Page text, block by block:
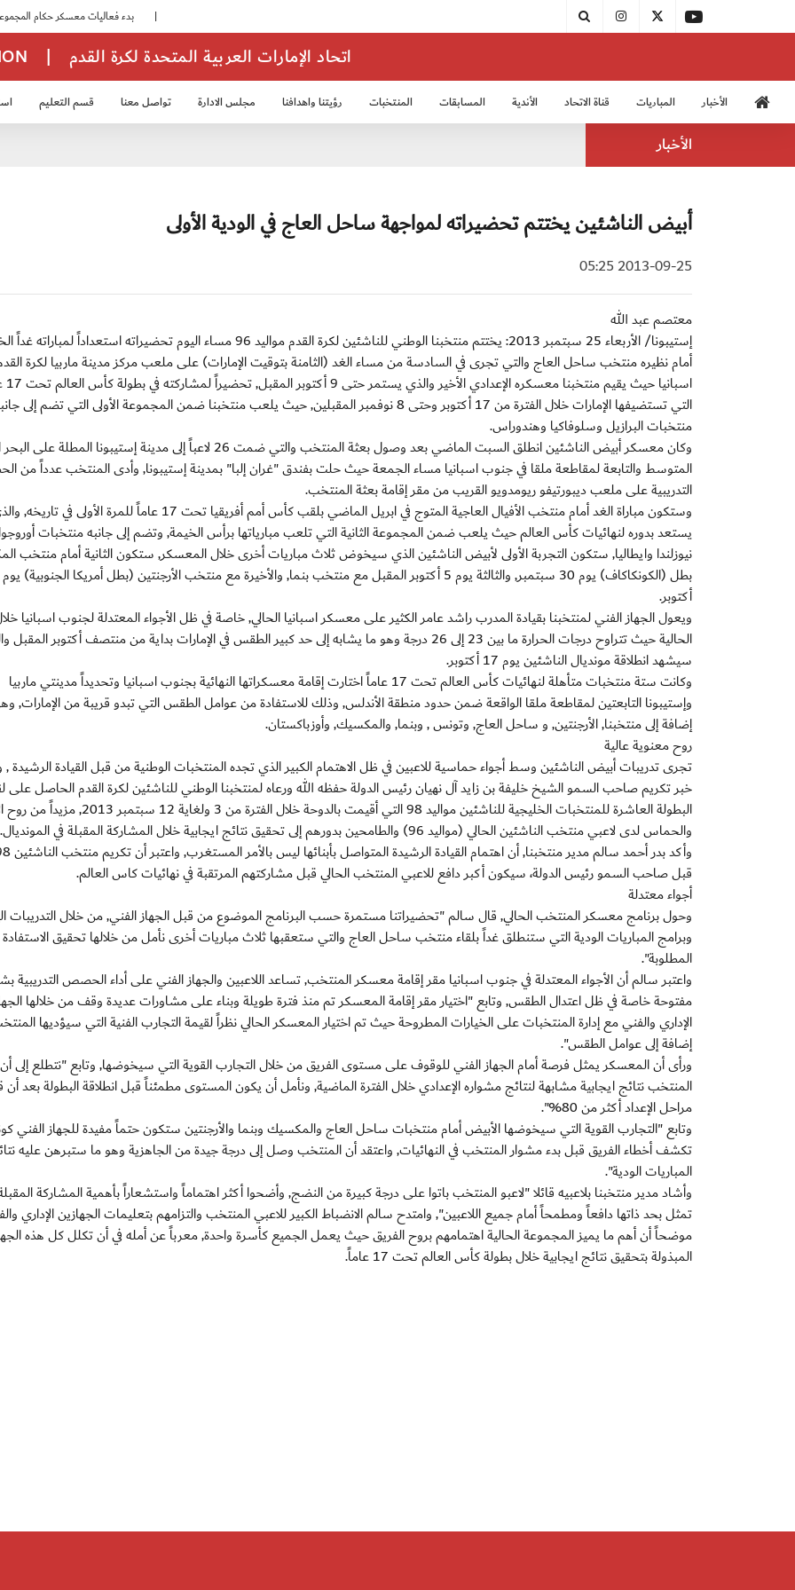
| اتحاد الإمارات العربية المتحدة لكرة القدم
الأخبار المباريات قناة الاتحاد الأندية المسابقات المنتخبات رؤيتنا واهدافنا مجلس الادارة تواصل معنا قسم التعليم
الأخبار
أبيض الناشئين يختتم تحضيراته لمواجهة ساحل العاج في الودية الأولى
2013-09-25 05:25
معتصم عبد الله
إستيبونا/ الأربعاء 25 سبتمبر 2013: يختتم منتخبنا الوطني للناشئين لكرة القدم مواليد 96 مساء اليوم تحضيراته استعداداً
أمام نظيره منتخب ساحل العاج والتي تجرى في السادسة من مساء الغد (الثامنة بتوقيت الإمارات) على ملعب مركز مدينة ماربيا لكرة
اسبانيا
التي تستضيفها الإمارات خلال الفترة من 17 أكتوبر وحتى 8 نوفمبر المقبلين, حيث يلعب منتخبنا ضمن المجموعة الأولى التي تضم إلى
منتخبات البرازيل وسلوفاكيا وهندوراس.
وكان معسكر أبيض الناشئين انطلق السبت الماضي بعد وصول بعثة المنتخب والتي ضمت 26 لاعباً إلى مدينة إستيبونا
المتوسط والتابعة لمقاطعة ملقا في جنوب اسبانيا مساء الجمعة حيث حلت بفندق "غران إلبا" بمدينة إستيبونا, وأدى المنتخب عدداً من
التدريبية على ملعب ديبورتيفو ريومدويو القريب من مقر إقامة بعثة المنتخب.
وستكون مباراة الغد أمام منتخب الأفيال العاجية المتوج في ابريل الماضي بلقب كأس أمم أفريقيا تحت 17 عاماً للمرة الأولى في
يستعد بدوره لنهائيات كأس العالم حيث يلعب ضمن المجموعة الثانية التي تلعب مبارياتها برأس الخيمة, وتضم إلى جانبه منتخبات
نيوزلندا وايطاليا, ستكون التجربة الأولى لأبيض الناشئين الذي سيخوض ثلاث مباريات أخرى خلال المعسكر, ستكون الثانية أمام منتخب
أكتوبر.
ويعول الجهاز الفني لمنتخبنا بقيادة المدرب راشد عامر الكثير على معسكر اسبانيا الحالي, خاصة في ظل الأجواء المعتدلة لجنوب اسبانيا
الحالية حيث تتراوح درجات الحرارة ما بين 23 إلى 26 درجة وهو ما يشابه إلى حد كبير الطقس في الإمارات بداية من منتصف أكتوبر
سيشهد انطلاقة مونديال الناشئين يوم 17 أكتوبر.
وكانت ستة منتخبات متأهلة لنهائيات كأس العالم تحت 17 عاماً اختارت إقامة معسكراتها النهائية بجنوب اسبانيا وتحديداً مدينتي ماربيا
وإستيبونا التابعتين لمقاطعة ملقا الواقعة ضمن حدود منطقة الأندلس, وذلك للاستفادة من عوامل الطقس التي تبدو قريبة من الإمارات,
إضافة إلى منتخبنا, الأرجنتين, و ساحل العاج, وتونس , وبنما, والمكسيك, وأوزباكستان.
روح معنوية عالية
تجرى تدريبات أبيض الناشئين وسط أجواء حماسية للاعبين في ظل الاهتمام الكبير الذي تجده المنتخبات الوطنية من قبل القيادة
خبر تكريم صاحب السمو الشيخ خليفة بن زايد آل نهيان رئيس الدولة حفظه الله ورعاه لمنتخبنا الوطني للناشئين لكرة القدم الحاصل على
البطولة العاشرة للمنتخبات الخليجية للناشئين مواليد 98 التي أقيمت بالدوحة خلال الفترة من 3
والحماس لدى لاعبي منتخب الناشئين الحالي (مواليد 96) والطامحين بدورهم إلى تحقيق نتائج ايجابية خلال المشاركة المقبلة في المونديال.
قبل صاحب السمو رئيس الدولة، سيكون أكبر دافع للاعبي المنتخب الحالي قبل مشاركتهم المرتقبة في نهائيات كاس العالم.
أجواء معتدلة
وحول برنامج معسكر المنتخب الحالي, قال سالم "تحضيراتنا مستمرة حسب البرنامج الموضوع من قبل الجهاز الفني, من خلال التدريبات
وبرامج المباريات الودية التي ستنطلق غداً بلقاء منتخب ساحل العاج والتي ستعقبها ثلاث مباريات أخرى نأمل من خلالها تحقيق الاستفادة
المطلوبة".
واعتبر سالم أن الأجواء المعتدلة في جنوب اسبانيا مقر إقامة معسكر المنتخب, تساعد اللاعبين والجهاز الفني على أداء الحصص التدريبية
مفتوحة خاصة في ظل اعتدال الطقس, وتابع "اختيار مقر إقامة المعسكر تم منذ فترة طويلة وبناء على مشاورات عديدة وقف من خلالها
الإداري والفني مع إدارة المنتخبات على الخيارات المطروحة حيث تم اختيار المعسكر الحالي نظراً لقيمة التجارب الفنية التي سيؤديها
إضافة إلى عوامل الطقس".
ورأى أن المعسكر يمثل فرصة أمام الجهاز الفني للوقوف على مستوى الفريق من خلال التجارب القوية التي سيخوضها, وتابع "نتطلع إلى
المنتخب نتائج ايجابية مشابهة لنتائج مشواره الإعدادي خلال الفترة الماضية, ونأمل أن يكون المستوى مطمئناً قبل انطلاقة البطولة بعد
مراحل الإعداد أكثر من 80%".
وتابع "التجارب القوية التي سيخوضها الأبيض أمام منتخبات ساحل العاج والمكسيك وبنما والأرجنتين ستكون حتماً مفيدة للجهاز الفني
تكشف أخطاء الفريق قبل بدء مشوار المنتخب في النهائيات, واعتقد أن المنتخب وصل إلى درجة جيدة من الجاهزية وهو ما ستبرهن عليه
المباريات الودية".
وأشاد مدير منتخبنا بلاعبيه قائلا "لاعبو المنتخب باتوا على درجة كبيرة من النضج, وأضحوا أكثر اهتماماً واستشعاراً بأهمية المشاركة
تمثل بحد ذاتها دافعاً ومطمحاً أمام جميع اللاعبين", وامتدح سالم الانضباط الكبير للاعبي المنتخب والتزامهم بتعليمات الجهازين الإداري
موضحاً أن أهم ما يميز المجموعة الحالية اهتمامهم بروح الفريق حيث يعمل الجميع كأسرة واحدة, معرباً عن أمله في أن تكلل كل هذه
المبذولة بتحقيق نتائج ايجابية خلال بطولة كأس العالم تحت 17 عاماً.